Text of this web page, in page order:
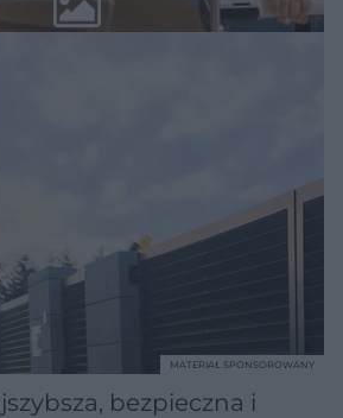
bezpieczna i
MATERIAŁ SPONSOROWANY